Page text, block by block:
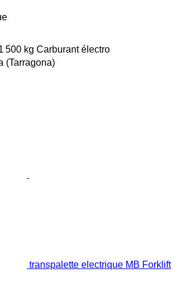
500 kg Carburant électro
(Tarragona)
transpalette electrique MB Forklift